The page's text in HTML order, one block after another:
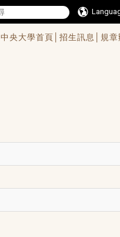
中央大學首頁│ 招生訊息│ 規章